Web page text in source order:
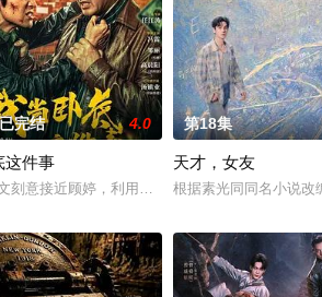
，借私生女桑落的身份入住程家。她步步为营，
以来个以女子进士科三元及第入翰林院的奇女
完结 4.0
这件事
刻意接近顾婷，利用顾炎女儿奴的属性，请求老
第18集
天才，女友
根据素光同同名小说改